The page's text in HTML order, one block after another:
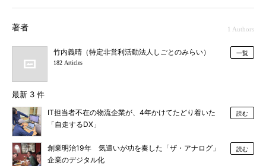
著者 1 Authors
竹内義晴（特定非営利活動法人しごとのみらい）
182 Articles
一覧
最新 3 件
IT担当者不在の物流企業が、4年かけてたどり着いた
「自走するDX」
読む
創業明治19年 気遣いが功を奏した「ザ・アナログ」
企業のデジタル化
読む